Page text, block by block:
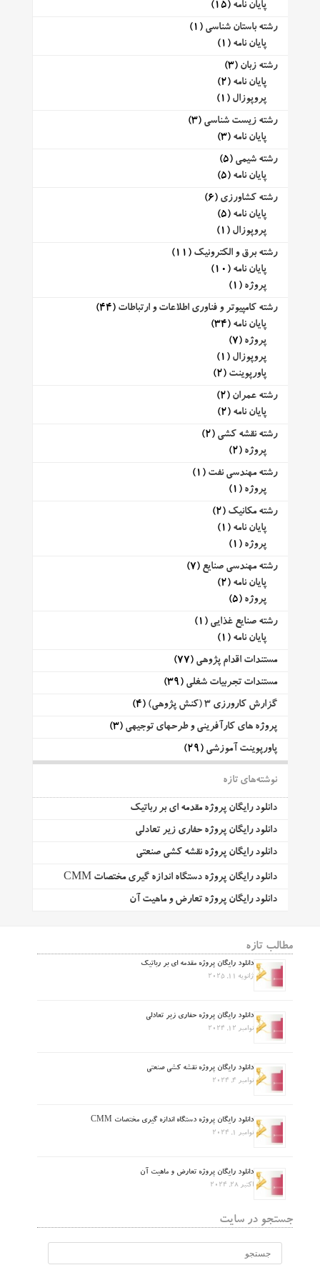
پایان نامه (15)
رشته باستان شناسی (1)
پایان نامه (1)
رشته زبان (3)
پایان نامه (2)
پروپوزال (1)
رشته زیست شناسی (3)
پایان نامه (3)
رشته شیمی (5)
پایان نامه (5)
رشته کشاورزی (6)
پایان نامه (5)
پروپوزال (1)
رشته برق و الکترونیک (11)
پایان نامه (10)
پروژه (1)
رشته کامپیوتر و فناوری اطلاعات و ارتباطات (44)
پایان نامه (34)
پروژه (7)
پروپوزال (1)
پاورپوینت (2)
رشته عمران (2)
پایان نامه (2)
رشته نقشه کشی (2)
پروژه (2)
رشته مهندسی نفت (1)
پروژه (1)
رشته مکانیک (2)
پایان نامه (1)
پروژه (1)
رشته مهندسی صنایع (7)
پایان نامه (2)
پروژه (5)
رشته صنایع غذایی (1)
پایان نامه (1)
مستندات اقدام پژوهی (77)
مستندات تجربیات شغلی (39)
گزارش کارورزی 3 (کنش پژوهی)
(4)
پروژه های کارآفرینی و طرحهای توجیهی (3)
پاورپوینت آموزشی (29)
نوشته‌های تازه
دانلود رایگان پروژه مقدمه ای بر رباتیک
دانلود رایگان پروژه حفاری زیر تعادلی
دانلود رایگان پروژه نقشه کشی صنعتی
دانلود رایگان پروژه دستگاه اندازه گیری مختصات CMM
دانلود رایگان پروژه تعارض و ماهیت آن
مطالب تازه
دانلود رایگان پروژه مقدمه ای بر رباتیک
ژانویه 11, 2025
دانلود رایگان پروژه حفاری زیر تعادلی
نوامبر 12, 2024
دانلود رایگان پروژه نقشه کشی صنعتی
نوامبر 4, 2024
دانلود رایگان پروژه دستگاه اندازه گیری مختصات CMM
نوامبر 1, 2024
دانلود رایگان پروژه تعارض و ماهیت آن
اکتبر 28, 2024
جستجو در سایت